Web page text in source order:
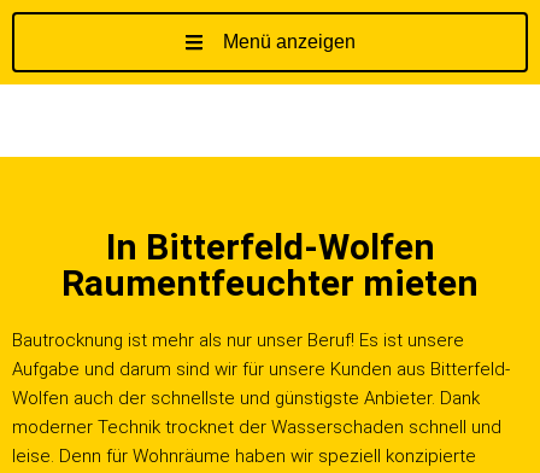
Menü anzeigen
In Bitterfeld-Wolfen
Raumentfeuchter mieten
Bautrocknung ist mehr als nur unser Beruf! Es ist unsere
Aufgabe und darum sind wir für unsere Kunden aus Bitterfeld-
Wolfen auch der schnellste und günstigste Anbieter. Dank
moderner Technik trocknet der Wasserschaden schnell und
leise. Denn für Wohnräume haben wir speziell konzipierte